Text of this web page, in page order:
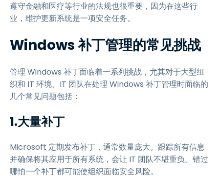
遵守金融和医疗等行业的法规也很重要，因为在这些行
业，维护更新系统是一项安全任务。
Windows 补丁管理的常见挑战
管理 Windows 补丁面临着一系列挑战，尤其对于大型组
织和 IT 环境。IT 团队在处理 Windows 补丁管理时面临的
几个常见问题包括：
1.大量补丁
Microsoft 定期发布补丁，通常数量庞大。跟踪所有信息
并确保将其应用于所有系统，会让 IT 团队不堪重负。错过
哪怕一个补丁都可能使组织面临安全风险。